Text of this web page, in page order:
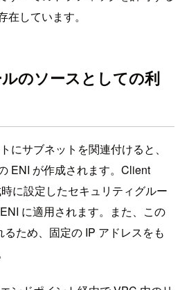
しています。
のソースとしての利
にサブネットを関連付けると、
ENI が作成されます。Client
に設定したセキュリティグルー
に適用されます。また、この
ため、固定の IP アドレスをも